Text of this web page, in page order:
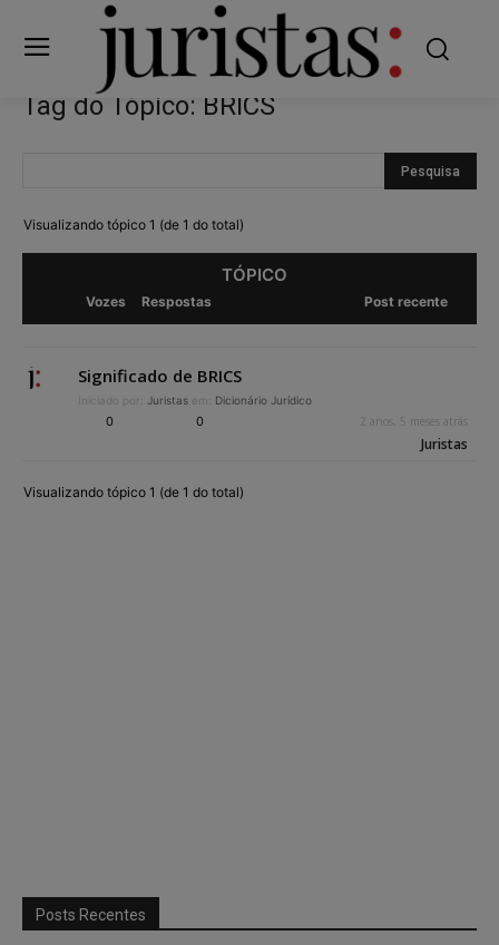
Tag do Tópico: BRICS
Visualizando tópico 1 (de 1 do total)
TÓPICO
Vozes Respostas Post recente
Significado de BRICS
Iniciado por: Juristas em: Dicionário Jurídico
0 0 2 anos, 5 meses atrás
Juristas
Visualizando tópico 1 (de 1 do total)
Posts Recentes